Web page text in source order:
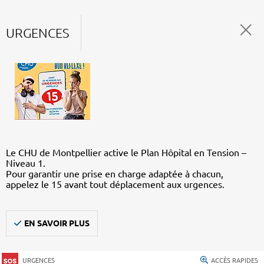
URGENCES
Le CHU de Montpellier active le Plan Hôpital en Tension –
Niveau 1.
Pour garantir une prise en charge adaptée à chacun,
appelez le 15 avant tout déplacement aux urgences.
EN SAVOIR PLUS
URGENCES ACCÈS RAPIDES